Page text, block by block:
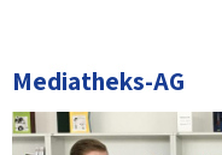
Mediatheks-AG